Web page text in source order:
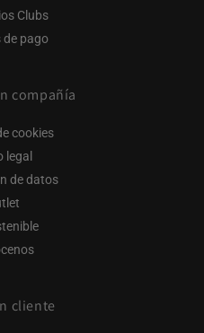
Clubs
de pago
compañía
cookies
legal
de datos
cliente